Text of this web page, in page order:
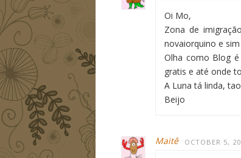
Oi Mo,
Zona de
novaiorquino e
Olha como Blog
gratis e até onde
A Luna tá linda,
Beijo
Maitê OCTOBER 5,